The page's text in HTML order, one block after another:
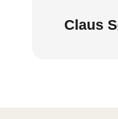
Claus